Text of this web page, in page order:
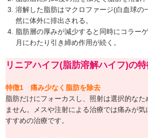
溶解した脂肪はマクロファージ(白血球の
然に体外に排出される。
脂肪層の厚みが減少すると同時にコラー
月にわたり引き締め作用が続く。
リニアハイフ(脂肪溶解ハイフ)の
特徴1
痛み少なく脂肪を除去
脂肪だけにフォーカスし、照射は選択的なた
ません。メスや注射による治療では痛みが
すすめの治療です。